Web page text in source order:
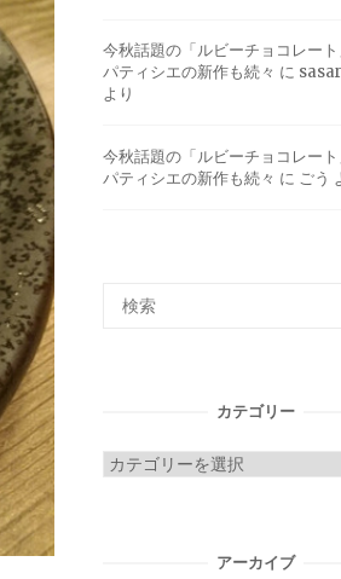
今秋話題の「ルビーチョコレー
パティシエの新作も続々 に
より
今秋話題の「ルビーチョコレー
パティシエの新作も続々 に ごう
カテゴリー
カ
アーカイブ